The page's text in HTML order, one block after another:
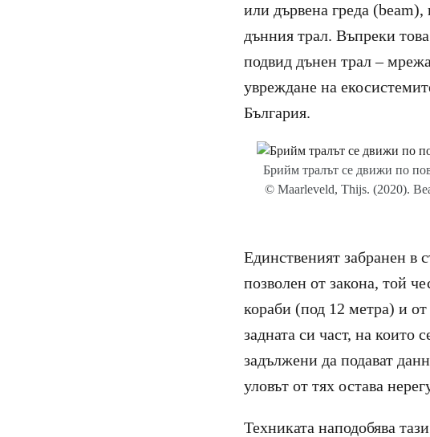
или дървена греда (beam),
дънния трал. Въпреки
подвид дънен трал –
увреждане на
България.
Брийм тралът се движи по
© Maarleveld, Thijs. (2020).
Единственият забранен в
позволен от закона, той
кораби (под 12 метра) и
задната си част, на които
задължени да подават
уловът от тях остава
Техниката наподобява